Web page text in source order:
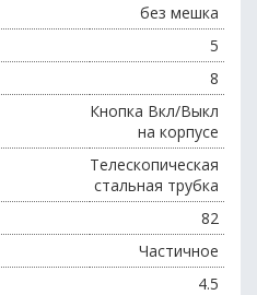
без мешка
5
8
Кнопка Вкл/Выкл
на корпусе
Телескопическая
стальная трубка
82
Частичное
4.5